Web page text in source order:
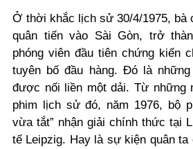
Ở thời khắc lịch sử 30/4/1975, bà
quân tiến vào Sài Gòn, trở
phóng viên đầu tiên chứng kiến
tuyên bố đầu hàng. Đó là
được nối liền một dải. Từ những
phim lịch sử đó, năm 1976, bộ
vừa tắt” nhận giải chính thức tại
tế Leipzig. Hay là sự kiện quân ta